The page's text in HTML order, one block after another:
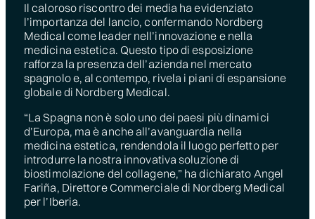
Il caloroso riscontro dei media ha evidenziato
l’importanza del lancio, confermando Nordberg
Medical come leader nell’innovazione e nella
medicina estetica. Questo tipo di esposizione
rafforza la presenza dell’azienda nel mercato
spagnolo e, al contempo, rivela i piani di espansione
globale di Nordberg Medical.
“La Spagna non è solo uno dei paesi più dinamici
d’Europa, ma è anche all’avanguardia nella
medicina estetica, rendendola il luogo perfetto per
introdurre la nostra innovativa soluzione di
biostimolazione del collagene,” ha dichiarato Angel
Fariña, Direttore Commerciale di Nordberg Medical
per l’Iberia.